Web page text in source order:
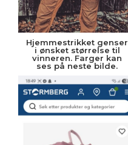
Hjemmestrikket genser
i ønsket størrelse til
vinneren. Farger kan
ses på neste bilde.